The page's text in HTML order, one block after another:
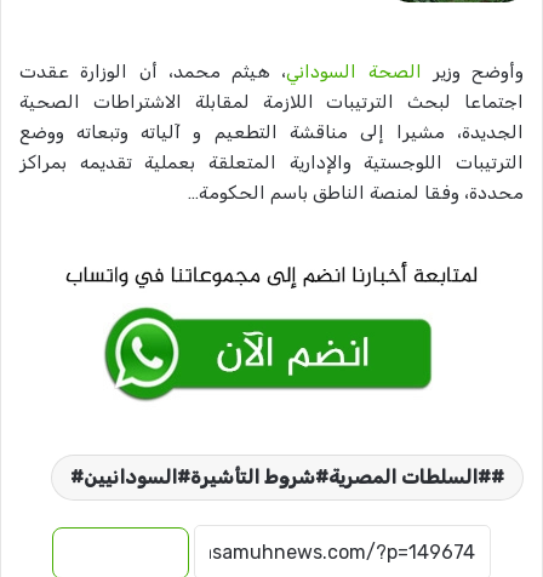
وأوضح وزير الصحة السوداني، هيثم محمد، أن الوزارة عقدت
اجتماعا لبحث الترتيبات اللازمة لمقابلة الاشتراطات الصحية
الجديدة، مشيرا إلى مناقشة التطعيم و آلياته وتبعاته ووضع
الترتيبات اللوجستية والإدارية المتعلقة بعملية تقديمه بمراكز
محددة، وفقا لمنصة الناطق باسم الحكومة…
#السلطات المصرية#شروط التأشيرة#السودانيين#